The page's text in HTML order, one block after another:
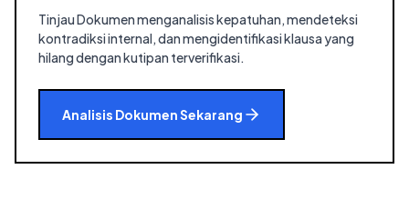
Tinjau Dokumen menganalisis kepatuhan, mendeteksi
kontradiksi internal, dan mengidentifikasi klausa yang
hilang dengan kutipan terverifikasi.
Analisis Dokumen Sekarang